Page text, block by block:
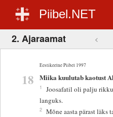
Piibel.NET
2. Ajaraamat <
Eestikeelne Piibel 1997
18 Miika kuulutab kaotust
1
Joosafatil oli palju
languks.
2 Mõne aasta pärast läks